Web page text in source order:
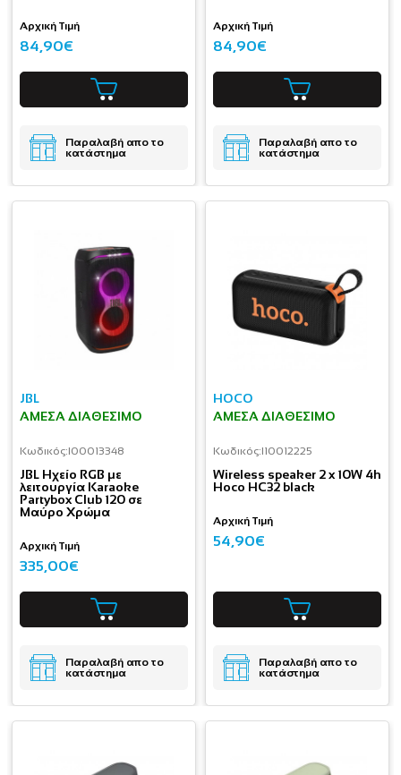
Αρχική Τιμή
84,90€
Παραλαβή απο το
κατάστημα
Αρχική Τιμή
84,90€
Παραλαβή απο το
κατάστημα
JBL
ΆΜΕΣΑ ΔΙΑΘΈΣΙΜΟ
Κωδικός:I00013348
JBL Ηχείο RGB με
λειτουργία Karaoke
Partybox Club 120 σε
Μαύρο Χρώμα
Αρχική Τιμή
335,00€
Παραλαβή απο το
κατάστημα
HOCO
ΆΜΕΣΑ ΔΙΑΘΈΣΙΜΟ
Κωδικός:I10012225
Wireless speaker 2 x 10W 4h
Hoco HC32 black
Αρχική Τιμή
54,90€
Παραλαβή απο το
κατάστημα